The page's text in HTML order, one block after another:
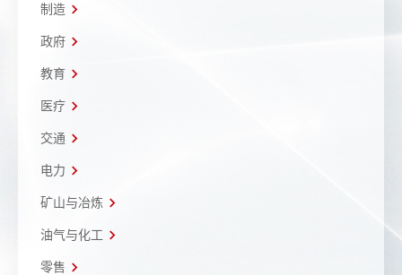
制造
政府
教育
医疗
交通
电力
矿山与冶炼
油气与化工
零售